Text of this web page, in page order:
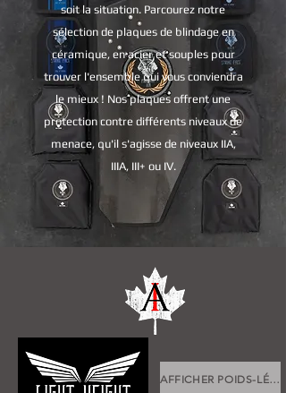
soit la situation. Parcourez notre
sélection de plaques de blindage en
céramique, en acier et souples pour
trouver l'ensemble qui vous conviendra
le mieux ! Nos plaques offrent une
protection contre différents niveaux de
menace, qu'il s'agisse de niveaux IIA,
IIIA, III+ ou IV.
AFFICHER POIDS-LÉGER